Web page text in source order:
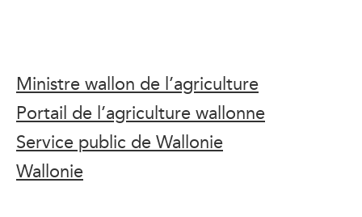
Ministre wallon de l’agriculture
Portail de l’agriculture wallonne
Service public de Wallonie
Wallonie